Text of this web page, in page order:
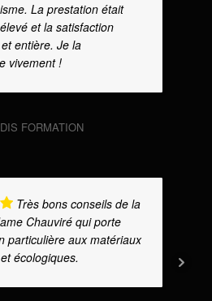
La prestation était
et la satisfaction
entière. Je la
vivement !
FORMATION
Très bons conseils de la
Chauviré qui porte
particulière aux matériaux
écologiques.